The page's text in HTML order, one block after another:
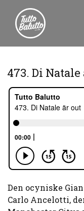
473. Di
Den ocyniske
Carlo Ancelotti,